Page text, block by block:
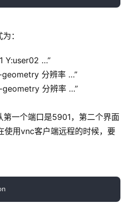
：
Y:user02 …”
geometry 分辨率 …”
geometry 分辨率 …”
一个端口是5901，第二个界面
使用vnc客户端远程的时候，要